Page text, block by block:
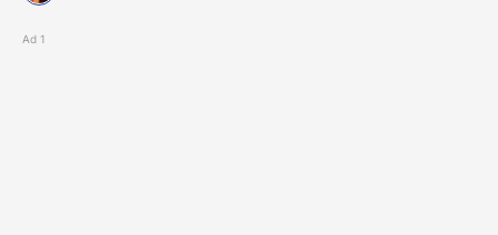
Ad 1